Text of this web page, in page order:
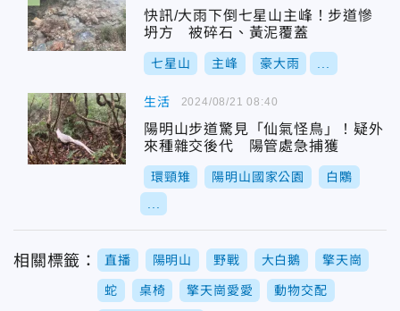
快訊/大雨下倒七星山主峰！步道慘
坍方 被碎石、黃泥覆蓋
七星山 主峰 豪大雨
生活
陽明山步道驚見「仙氣怪鳥」！疑外
來種雜交後代 陽管處急捕獲
環頸雉 陽明山國家公園 白鷴
2024/08/21 08:40
相關標籤： 直播 陽明山 野戰 大白鵝 擎天崗
蛇 桌椅 擎天崗愛愛 動物交配